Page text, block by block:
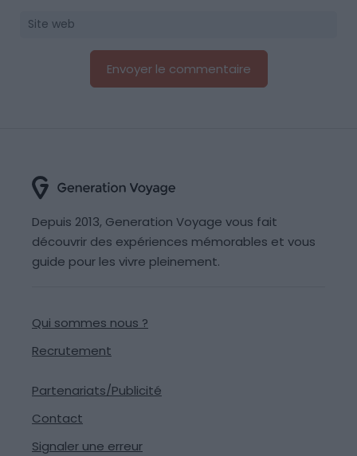
Depuis 2013, Generation Voyage vous fait
découvrir des expériences mémorables et vous
guide pour les vivre pleinement.
Qui sommes nous ?
Recrutement
Partenariats/Publicité
Contact
Signaler une erreur